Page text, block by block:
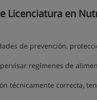
Licenciatura en
de prevención,
regímenes de
técnicamente correcta,